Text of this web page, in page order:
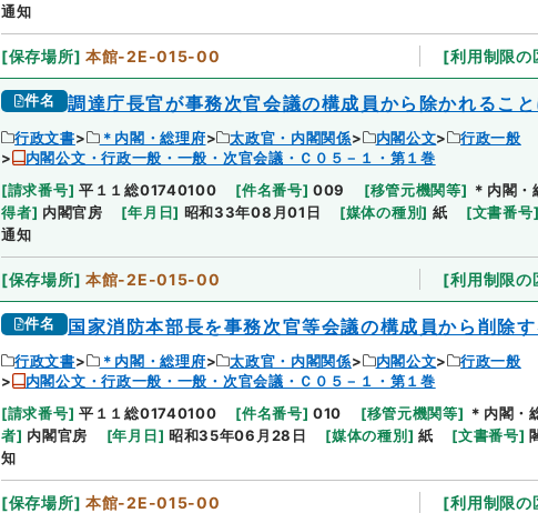
通知
[保存場所] 本館-2E-015-00 [利用制限の
件名 調達庁長官が事務次官会議の構成員から除かれること
行政文書 ＊内閣・総理府 太政官・内閣関係 内閣公文
行政一般
内閣公文・行政一般・一般・次官会議・Ｃ０５－１・第１巻
[請求番号] 平１１総01740100 [件名番号] 009 [移管元機関等] ＊内閣・
得者] 内閣官房 [年月日] 昭和33年08月01日 [媒体の種別] 紙 [文書番号]
通知
[保存場所] 本館-2E-015-00 [利用制限の
件名 国家消防本部長を事務次官等会議の構成員から削除す
行政文書 ＊内閣・総理府 太政官・内閣関係 内閣公文
行政一般
内閣公文・行政一般・一般・次官会議・Ｃ０５－１・第１巻
[請求番号] 平１１総01740100 [件名番号] 010 [移管元機関等] ＊内閣・
者] 内閣官房 [年月日] 昭和35年06月28日 [媒体の種別 ] 紙 [文書番号]
知
[保存場所] 本館-2E-015-00 [利用制限の